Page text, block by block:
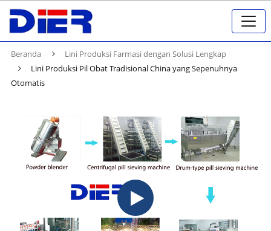
Beranda
Lini Produksi Farmasi dengan Solusi Lengkap
Lini Produksi Pil Obat Tradisional China yang Sepenuhnya
Otomatis